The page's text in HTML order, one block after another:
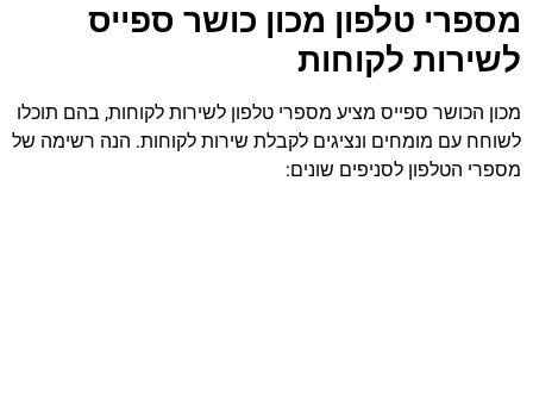
מספרי טלפון מכון כושר ספייס
לשירות לקוחות
מכון הכושר ספייס מציע מספרי טלפון לשירות לקוחות, בהם תוכלו
לשוחח עם מומחים ונציגים לקבלת שירות לקוחות. הנה רשימה של
מספרי הטלפון לסניפים שונים: